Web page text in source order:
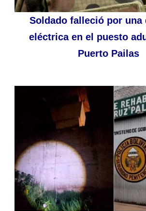
Soldado falleció por una
eléctrica en el puesto
Puerto Pailas